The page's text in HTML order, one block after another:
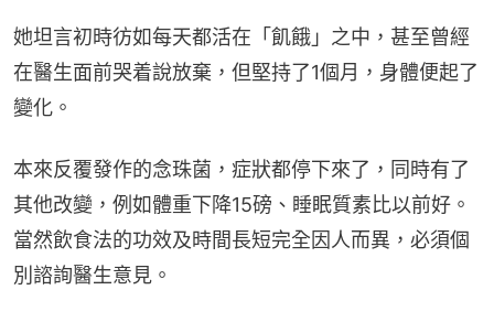
她坦言初時彷如每天都活在「飢餓」之中，甚至曾經
在醫生面前哭着說放棄，但堅持了1個月，身體便起了
變化。
本來反覆發作的念珠菌，症狀都停下來了，同時有了
其他改變，例如體重下降15磅、睡眠質素比以前好。
當然飲食法的功效及時間長短完全因人而異，必須個
別諮詢醫生意見。